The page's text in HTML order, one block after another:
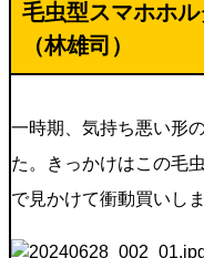
毛虫型スマホホ
（林雄司）
一時期、気持ち悪い形
た。きっかけはこの毛
で見かけて衝動買いしま